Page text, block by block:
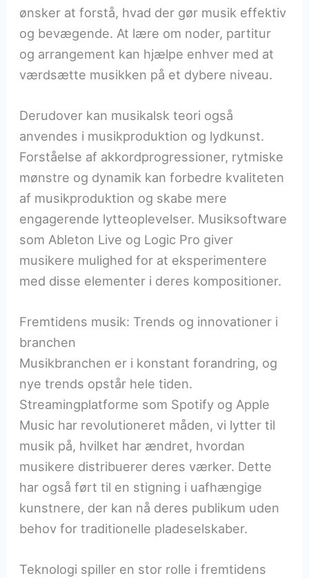
ønsker at forstå, hvad der gør musik effektiv
og bevægende. At lære om noder, partitur
og arrangement kan hjælpe enhver med at
værdsætte musikken på et dybere niveau.
Derudover kan musikalsk teori også
anvendes i musikproduktion og lydkunst.
Forståelse af akkordprogressioner, rytmiske
mønstre og dynamik kan forbedre kvaliteten
af musikproduktion og skabe mere
engagerende lytteoplevelser. Musiksoftware
som Ableton Live og Logic Pro giver
musikere mulighed for at eksperimentere
med disse elementer i deres kompositioner.
Fremtidens musik: Trends og innovationer i
branchen
Musikbranchen er i konstant forandring, og
nye trends opstår hele tiden.
Streamingplatforme som Spotify og Apple
Music har revolutioneret måden, vi lytter til
musik på, hvilket har ændret, hvordan
musikere distribuerer deres værker. Dette
har også ført til en stigning i uafhængige
kunstnere, der kan nå deres publikum uden
behov for traditionelle pladeselskaber.
Teknologi spiller en stor rolle i fremtidens